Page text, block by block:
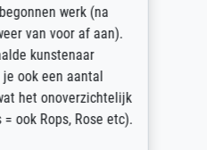
werk (na
van voor af aan).
kunstenaar
ook een aantal
het onoverzichtelijk
ook Rops, Rose etc).